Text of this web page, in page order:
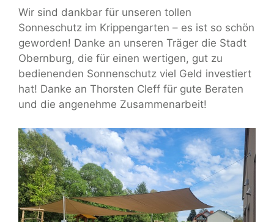
Wir sind dankbar für unseren tollen
Sonneschutz im Krippengarten – es ist so schön
geworden! Danke an unseren Träger die Stadt
Obernburg, die für einen wertigen, gut zu
bedienenden Sonnenschutz viel Geld investiert
hat! Danke an Thorsten Cleff für gute Beraten
und die angenehme Zusammenarbeit!